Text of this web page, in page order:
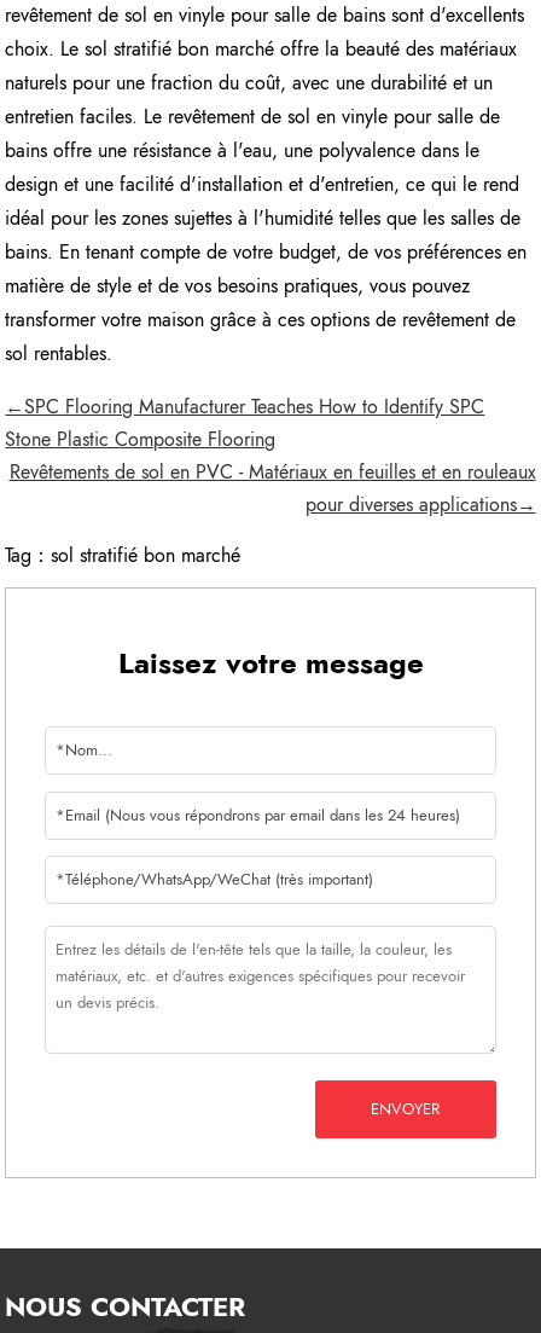
revêtement de sol en vinyle pour salle de bains sont d'excellents
choix. Le sol stratifié bon marché offre la beauté des matériaux
naturels pour une fraction du coût, avec une durabilité et un
entretien faciles. Le revêtement de sol en vinyle pour salle de
bains offre une résistance à l'eau, une polyvalence dans le
design et une facilité d'installation et d'entretien, ce qui le rend
idéal pour les zones sujettes à l'humidité telles que les salles de
bains. En tenant compte de votre budget, de vos préférences en
matière de style et de vos besoins pratiques, vous pouvez
transformer votre maison grâce à ces options de revêtement de
sol rentables.
←SPC Flooring Manufacturer Teaches How to Identify SPC
Stone Plastic Composite Flooring
Revêtements de sol en PVC - Matériaux en feuilles et en rouleaux
pour diverses applications→
Tag：sol stratifié bon marché
Laissez votre message
ENVOYER
NOUS CONTACTER